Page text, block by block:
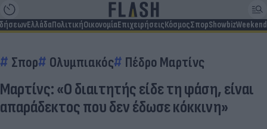
ΕλλάδαΠολιτικήΟικονομίαΕπιχειρήσειςΚόσμοςΣπορShowbizWeekend
Σπορ Ολυμπιακός Πέδρο Μαρτίνς
Μαρτίνς: «Ο διαιτητής είδε τη φάση, είναι
απαράδεκτος που δεν έδωσε κόκκινη»